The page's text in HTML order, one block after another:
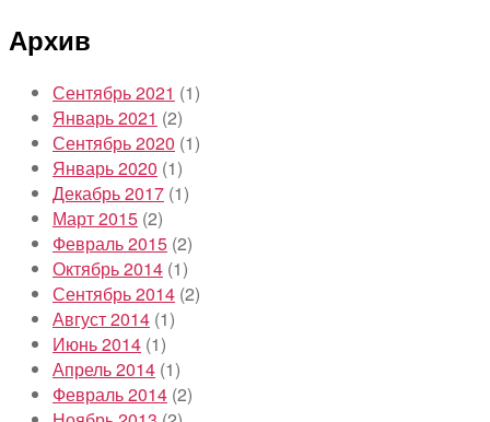
Архив
Сентябрь 2021 (1)
Январь 2021 (2)
Сентябрь 2020 (1)
Январь 2020 (1)
Декабрь 2017 (1)
Март 2015 (2)
Февраль 2015 (2)
Октябрь 2014 (1)
Сентябрь 2014 (2)
Август 2014 (1)
Июнь 2014 (1)
Апрель 2014 (1)
Февраль 2014 (2)